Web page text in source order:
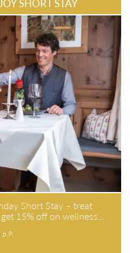
SHORT STAY
Short Stay – treat
15% off on wellness…